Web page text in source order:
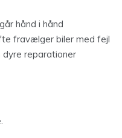
hånd i hånd
fravælger biler med fejl
reparationer